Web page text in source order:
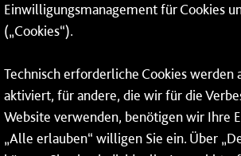
06131 – 12 77 77
Fax: 06131 – 12 66 66
* Montags bis freitags bis 7 und ab 18
Wochenenden und Feiertagen
Anrufe je nach Themenauswahl an ein
Einwilligungsmanagement für Cookies
(„Cookies“).
Technisch erforderliche Cookies werden
aktiviert, für andere, die wir für die
Website verwenden, benötigen wir Ihre
„Alle erlauben“ willigen Sie ein. Über